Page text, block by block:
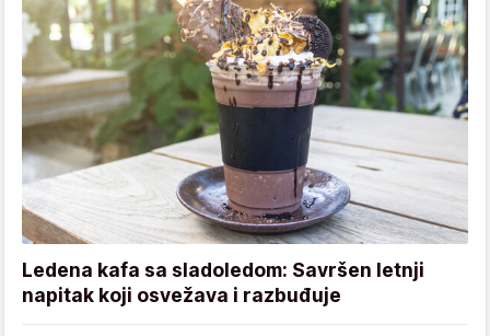
Ledena kafa sa sladoledom: Savršen letnji
napitak koji osvežava i razbuđuje